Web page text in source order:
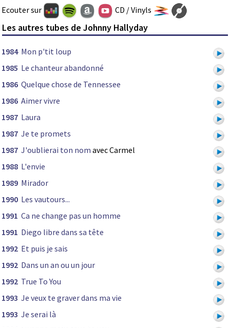
Ecouter sur
CD / Vinyls
Les autres tubes de Johnny Hallyday
1984 Mon p'tit loup
1985 Le chanteur abandonné
1986 Quelque chose de Tennessee
1986 Aimer vivre
1987 Laura
1987 Je te promets
1987 J'oublierai ton nom avec Carmel
1988 L'envie
1989 Mirador
1990 Les vautours...
1991 Ca ne change pas un homme
1991 Diego libre dans sa tête
1992 Et puis je sais
1992 Dans un an ou un jour
1992 True To You
1993 Je veux te graver dans ma vie
1993 Je serai là